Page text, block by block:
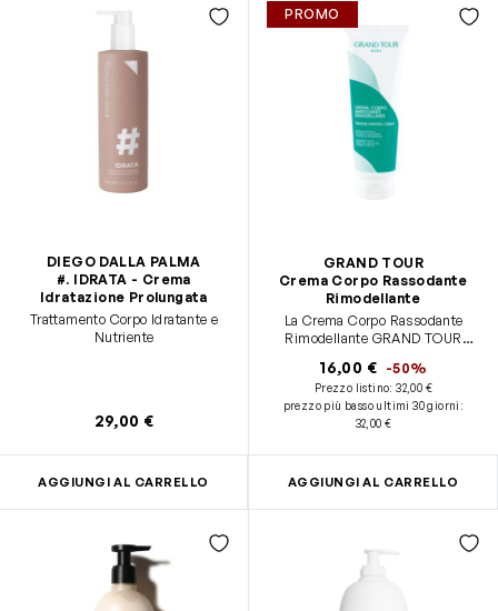
DIEGO DALLA PALMA
#. IDRATA - Crema
Idratazione Prolungata
Trattamento Corpo Idratante e
Nutriente
29,00 €
AGGIUNGI AL CARRELLO
PROMO
GRAND TOUR
Crema Corpo Rassodante
Rimodellante
La Crema Corpo Rassodante
Rimodellante GRAND TOUR
contrasta visibilmente il
rilassamento della pelle. Con
ACIDO IALURONICO, THE
VERDE, ALGA ROSSA,
16,00 € -50%
Prezzo listino:32,00 €
prezzo più basso ultimi 30 giorni :
32,00 €
AGGIUNGI AL CARRELLO